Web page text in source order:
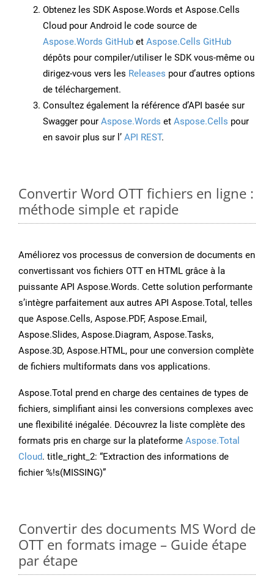
Obtenez les SDK Aspose.Words et Aspose.Cells
Cloud pour Android le code source de
Aspose.Words GitHub et Aspose.Cells GitHub
dépôts pour compiler/utiliser le SDK vous-même ou
dirigez-vous vers les Releases pour d’autres options
de téléchargement.
Consultez également la référence d’API basée sur
Swagger pour Aspose.Words et Aspose.Cells pour
en savoir plus sur l’ API REST.
Convertir Word OTT fichiers en ligne :
méthode simple et rapide
Améliorez vos processus de conversion de documents en
convertissant vos fichiers OTT en HTML grâce à la
puissante API Aspose.Words. Cette solution performante
s’intègre parfaitement aux autres API Aspose.Total, telles
que Aspose.Cells, Aspose.PDF, Aspose.Email,
Aspose.Slides, Aspose.Diagram, Aspose.Tasks,
Aspose.3D, Aspose.HTML, pour une conversion complète
de fichiers multiformats dans vos applications.
Aspose.Total prend en charge des centaines de types de
fichiers, simplifiant ainsi les conversions complexes avec
une flexibilité inégalée. Découvrez la liste complète des
formats pris en charge sur la plateforme Aspose.Total
Cloud. title_right_2: “Extraction des informations de
fichier %!s(MISSING)”
Convertir des documents MS Word de
OTT en formats image – Guide étape
par étape